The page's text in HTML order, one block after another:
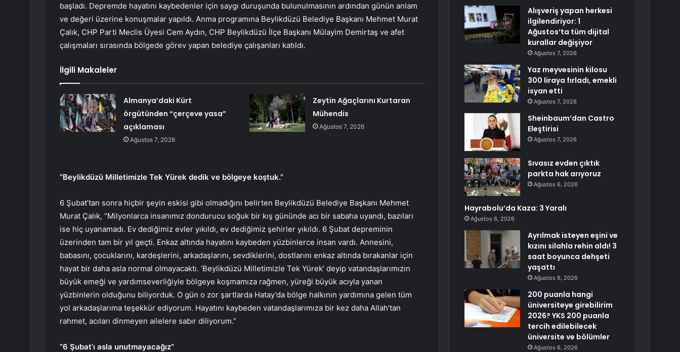
başladı. Depremde hayatını kaybedenler için saygı duruşunda bulunulmasının ardından günün anlam
ve değeri üzerine konuşmalar yapıldı. Anma programına Beylikdüzü Belediye Başkanı Mehmet Murat
Çalık, CHP Parti Meclis Üyesi Cem Aydın, CHP Beylikdüzü İlçe Başkanı Mülayim Demirtaş ve afet
çalışmaları sırasında bölgede görev yapan belediye çalışanları katıldı.
İlgili Makaleler
Almanya’daki Kürt
örgütünden “çerçeve yasa”
açıklaması
Ağustos 7, 2026
Zeytin Ağaçlarını Kurtaran
Mühendis
Ağustos 7, 2026
“Beylikdüzü Milletimizle Tek Yürek dedik ve bölgeye koştuk.”
6 Şubat’tan sonra hiçbir şeyin eskisi gibi olmadığını belirten Beylikdüzü Belediye Başkanı Mehmet
Murat Çalık, “Milyonlarca insanımız dondurucu soğuk bir kış gününde acı bir sabaha uyandı, bazıları
ise hiç uyanamadı. Ev dediğimiz evler yıkıldı, ev dediğimiz şehirler yıkıldı. 6 Şubat depreminin
üzerinden tam bir yıl geçti. Enkaz altında hayatını kaybeden yüzbinlerce insan vardı. Annesini,
babasını, çocuklarını, kardeşlerini, arkadaşlarını, sevdiklerini, dostlarını enkaz altında bırakanlar için
hayat bir daha asla normal olmayacaktı. ‘Beylikdüzü Milletimizle Tek Yürek’ deyip vatandaşlarımızın
büyük emeği ve yardımseverliğiyle bölgeye koşmamıza rağmen, yüreği büyük acıyla yanan
yüzbinlerin olduğunu biliyorduk. O gün o zor şartlarda Hatay’da bölge halkının yardımına gelen tüm
yol arkadaşlarıma teşekkür ediyorum. Hayatını kaybeden vatandaşlarımıza bir kez daha Allah’tan
rahmet, acıları dinmeyen ailelere sabır diliyorum.”
“6 Şubat’ı asla unutmayacağız”
Alışveriş yapan herkesi
ilgilendiriyor: 1
Ağustos’ta tüm dijital
kurallar değişiyor
Ağustos 7, 2026
Yaz meyvesinin kilosu
300 liraya fırladı, emekli
isyan etti
Ağustos 7, 2026
Sheinbaum’dan Castro
Eleştirisi
Ağustos 7, 2026
Sıvasız evden çıktık
parkta hak arıyoruz
Ağustos 6, 2026
Hayrabolu’da Kaza: 3 Yaralı
Ağustos 6, 2026
Ayrılmak isteyen eşini ve
kızını silahla rehin aldı! 3
saat boyunca dehşeti
yaşattı
Ağustos 6, 2026
200 puanla hangi
üniversiteye girebilirim
2026? YKS 200 puanla
tercih edilebilecek
üniversite ve bölümler
Ağustos 6, 2026